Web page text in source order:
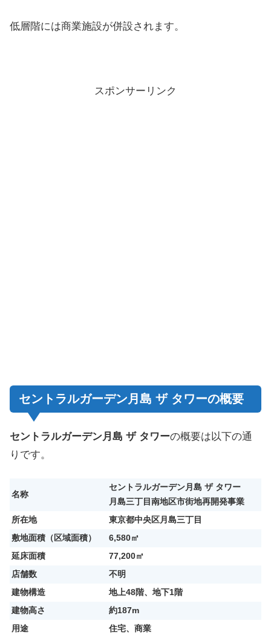
低層階には商業施設が併設されます。
スポンサーリンク
セントラルガーデン月島 ザ タワーの概要
セントラルガーデン月島 ザ タワーの概要は以下の通
りです。
名称
セントラルガーデン月島 ザ タワー
月島三丁目南地区市街地再開発事業
所在地
東京都中央区月島三丁目
敷地面積（区域面積）
6,580㎡
延床面積
77,200㎡
店舗数
不明
建物構造
地上48階、地下1階
建物高さ
約187m
用途
住宅、商業